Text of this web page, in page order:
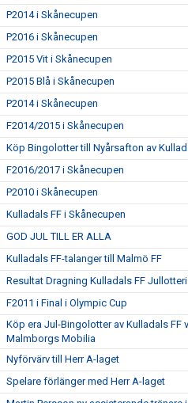
P2014 i Skånecupen
P2016 i Skånecupen
P2015 Vit i Skånecupen
P2015 Blå i Skånecupen
P2014 i Skånecupen
F2014/2015 i Skånecupen
Köp Bingolotter till Nyårsafton av
F2016/2017 i Skånecupen
P2010 i Skånecupen
Kulladals FF i Skånecupen
GOD JUL TILL ER ALLA
Kulladals FF-talanger till Malmö FF
Resultat Dragning Kulladals FF
F2011 i Final i Olympic Cup
Köp era Jul-Bingolotter av Kulladals FF
Malmborgs Mobilia
Nyförvärv till Herr A-laget
Spelare förlänger med Herr A-laget